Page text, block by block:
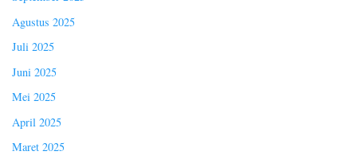
Agustus 2025
Juli 2025
Juni 2025
Mei 2025
April 2025
Maret 2025